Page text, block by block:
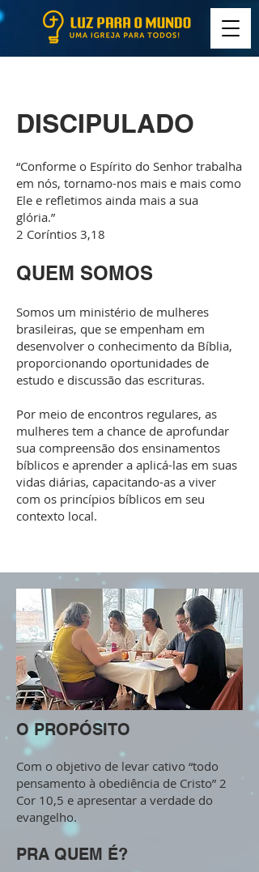
DISCIPULADO
“Conforme o Espírito do Senhor trabalha
em nós, tornamo-nos mais e mais como
Ele e refletimos ainda mais a sua
glória.”
2 Coríntios 3,18
QUEM SOMOS
Somos um ministério de mulheres
brasileiras, que se empenham em
desenvolver o conhecimento da Bíblia,
proporcionando oportunidades de
estudo e discussão das escrituras.
Por meio de encontros regulares, as
mulheres tem a chance de aprofundar
sua compreensão dos ensinamentos
bíblicos e aprender a aplicá-las em suas
vidas diárias, capacitando-as a viver
com os princípios bíblicos em seu
contexto local.
O PROPÓSITO
Com o objetivo de levar cativo “todo
pensamento à obediência de Cristo” 2
Cor 10,5 e apresentar a verdade do
evangelho.
PRA QUEM É?